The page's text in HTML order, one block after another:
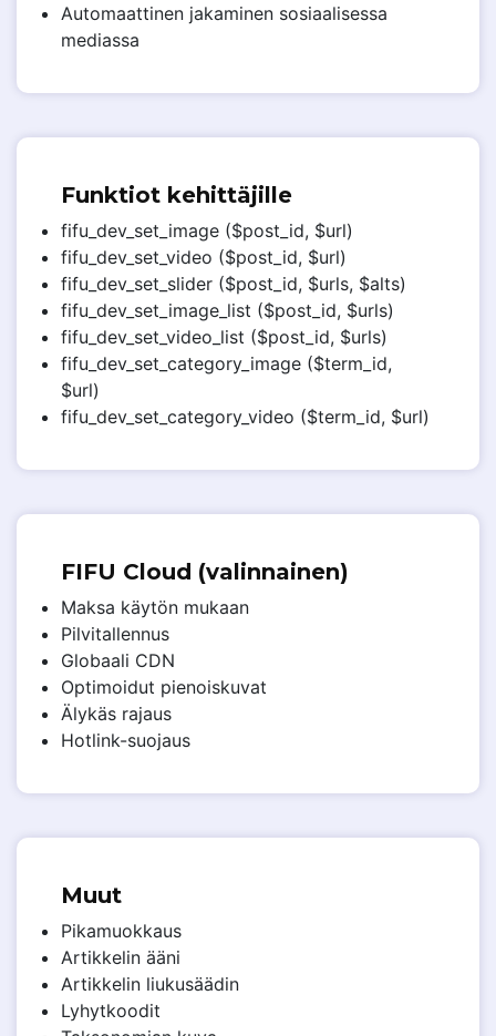
Automaattinen jakaminen sosiaalisessa
mediassa
Funktiot kehittäjille
fifu_dev_set_image ($post_id, $url)
fifu_dev_set_video ($post_id, $url)
fifu_dev_set_slider ($post_id, $urls, $alts)
fifu_dev_set_image_list ($post_id, $urls)
fifu_dev_set_video_list ($post_id, $urls)
fifu_dev_set_category_image ($term_id,
$url)
fifu_dev_set_category_video ($term_id, $url)
FIFU Cloud (valinnainen)
Maksa käytön mukaan
Pilvitallennus
Globaali CDN
Optimoidut pienoiskuvat
Älykäs rajaus
Hotlink-suojaus
Muut
Pikamuokkaus
Artikkelin ääni
Artikkelin liukusäädin
Lyhytkoodit